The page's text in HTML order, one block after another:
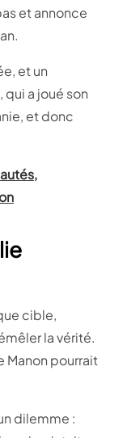
et annonce
et un
a joué son
et donc
cible,
la vérité.
Manon pourrait
dilemme :